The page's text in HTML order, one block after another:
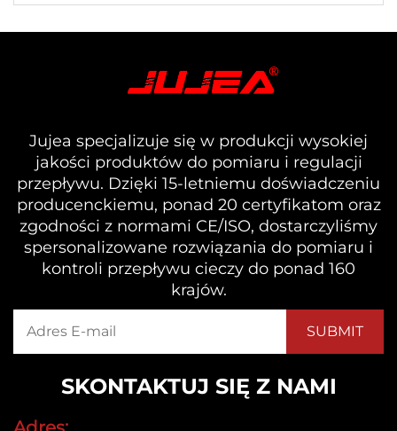
Jujea specjalizuje się w produkcji wysokiej
jakości produktów do pomiaru i regulacji
przepływu. Dzięki 15-letniemu doświadczeniu
producenckiemu, ponad 20 certyfikatom oraz
zgodności z normami CE/ISO, dostarczyliśmy
spersonalizowane rozwiązania do pomiaru i
kontroli przepływu cieczy do ponad 160
krajów.
SKONTAKTUJ SIĘ Z NAMI